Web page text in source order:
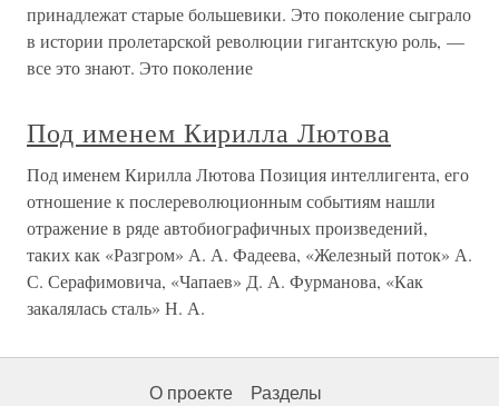
принадлежат старые большевики. Это поколение сыграло
в истории пролетарской революции гигантскую роль, —
все это знают. Это поколение
Под именем Кирилла Лютова
Под именем Кирилла Лютова Позиция интеллигента, его
отношение к послереволюционным событиям нашли
отражение в ряде автобиографичных произведений,
таких как «Разгром» А. А. Фадеева, «Железный поток» А.
С. Серафимовича, «Чапаев» Д. А. Фурманова, «Как
закалялась сталь» Н. А.
О проекте Разделы